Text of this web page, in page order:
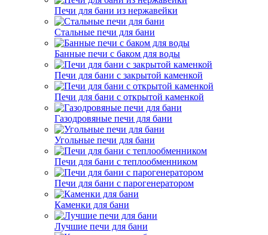
Печи для бани из нержавейки
Стальные печи для бани
Банные печи с баком для воды
Печи для бани с закрытой каменкой
Печи для бани с открытой каменкой
Газодровяные печи для бани
Угольные печи для бани
Печи для бани с теплообменником
Печи для бани с парогенератором
Каменки для бани
Лучшие печи для бани